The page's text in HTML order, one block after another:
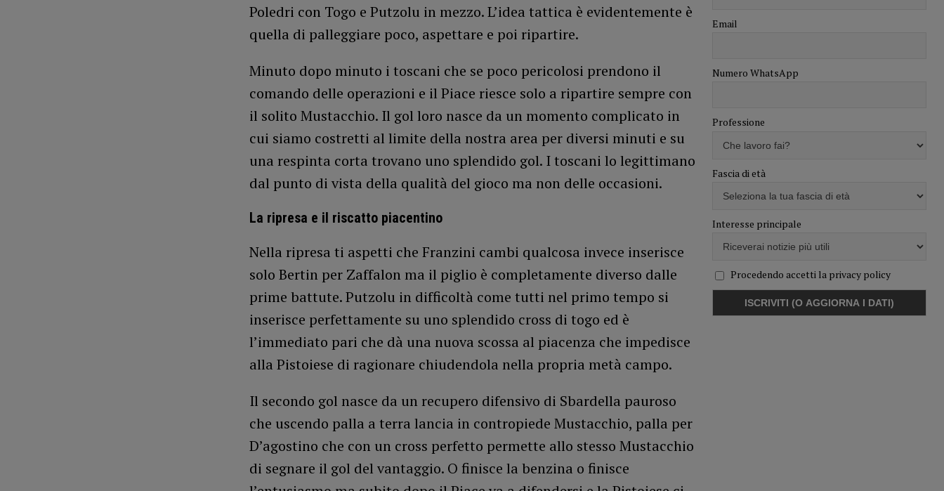
Poledri con Togo e Putzolu in mezzo. L’idea tattica è evidentemente è
quella di palleggiare poco, aspettare e poi ripartire.
Minuto dopo minuto i toscani che se poco pericolosi prendono il
comando delle operazioni e il Piace riesce solo a ripartire sempre con
il solito Mustacchio. Il gol loro nasce da un momento complicato in
cui siamo costretti al limite della nostra area per diversi minuti e su
una respinta corta trovano uno splendido gol. I toscani lo legittimano
dal punto di vista della qualità del gioco ma non delle occasioni.
La ripresa e il riscatto piacentino
Nella ripresa ti aspetti che Franzini cambi qualcosa invece inserisce
solo Bertin per Zaffalon ma il piglio è completamente diverso dalle
prime battute. Putzolu in difficoltà come tutti nel primo tempo si
inserisce perfettamente su uno splendido cross di togo ed è
l’immediato pari che dà una nuova scossa al piacenza che impedisce
alla Pistoiese di ragionare chiudendola nella propria metà campo.
Il secondo gol nasce da un recupero difensivo di Sbardella pauroso
che uscendo palla a terra lancia in contropiede Mustacchio, palla per
D’agostino che con un cross perfetto permette allo stesso Mustacchio
di segnare il gol del vantaggio. O finisce la benzina o finisce
Email
Numero WhatsApp
Professione
Fascia di età
Interesse principale
Procedendo accetti la privacy policy